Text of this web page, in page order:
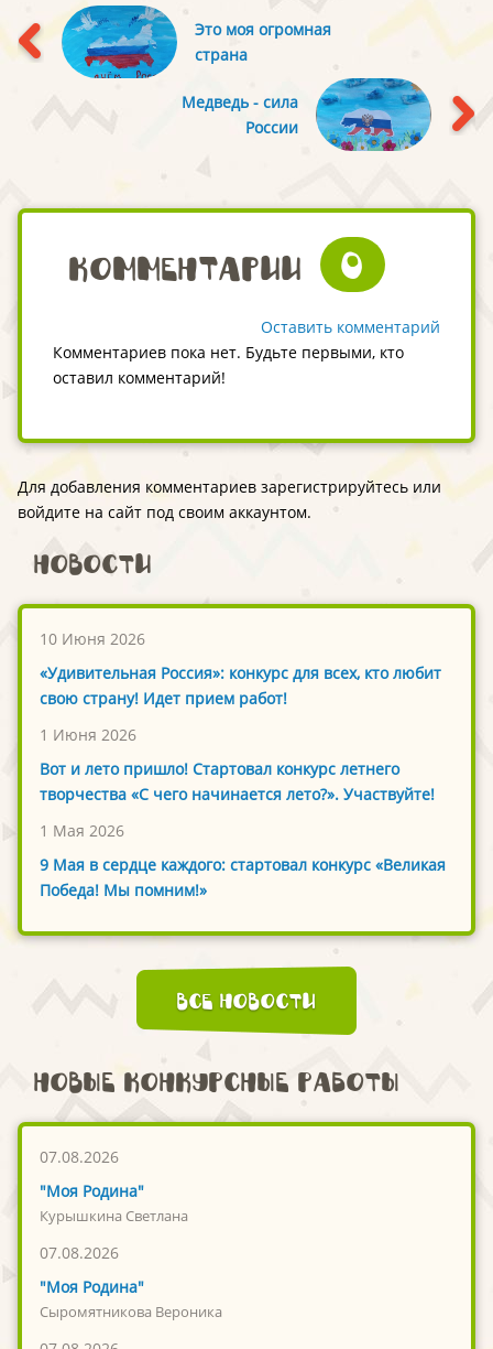
Это моя огромная
страна
Медведь - сила
России
Комментарии 0
Оставить комментарий
Комментариев пока нет. Будьте первыми, кто
оставил комментарий!
Для добавления комментариев зарегистрируйтесь или
войдите на сайт под своим аккаунтом.
Новости
10 Июня 2026
«Удивительная Россия»: конкурс для всех, кто любит
свою страну! Идет прием работ!
1 Июня 2026
Вот и лето пришло! Стартовал конкурс летнего
творчества «С чего начинается лето?». Участвуйте!
1 Мая 2026
9 Мая в сердце каждого: стартовал конкурс «Великая
Победа! Мы помним!»
Все новости
Новые конкурсные работы
07.08.2026
"Моя Родина"
Курышкина Светлана
07.08.2026
"Моя Родина"
Сыромятникова Вероника